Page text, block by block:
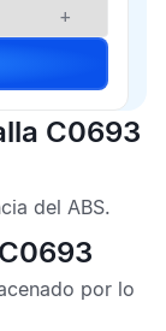
+
C0693
del ABS.
por lo